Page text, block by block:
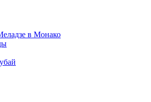
в Монако